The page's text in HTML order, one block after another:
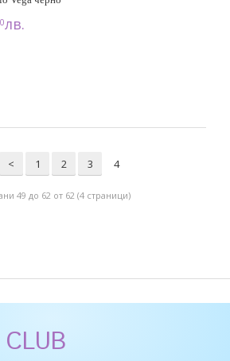
лв.
< 1 2 3 4
49 до 62 от 62 (4 страници)